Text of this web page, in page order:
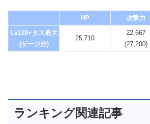
HP 攻撃力
Lv120+タス最大
(ゲージ分)
25,710
22,667
(27,200)
ランキング関連記事